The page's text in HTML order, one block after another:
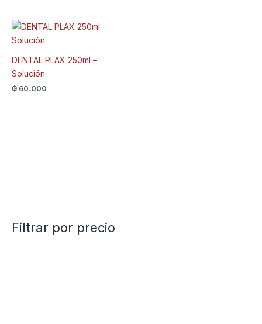
Filtrar por precio
DENTAL PLAX 250ml –
Solución
₲ 60.000